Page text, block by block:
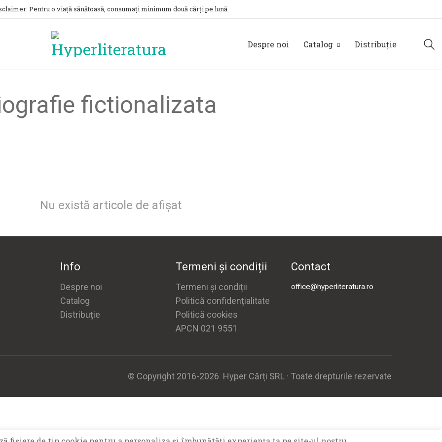
Pentru o viață sănătoasă, consumați minimum două cărți pe lună.
Despre noi Catalog Distribuție
fictionalizata
Nu există articole de afișat
Info
Despre noi
Catalog
Distribuție
Termeni și condiții
Termeni și condiții
Politică confidențialitate
Politică cookies
APCN 021 9551
Contact
office@hyperliteratura.ro
© Copyright 2016-2026 Hyper Cărți SRL · Toate drepturile rezervate